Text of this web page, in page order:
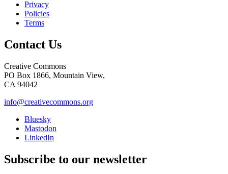
Privacy
Policies
Terms
Contact Us
Creative Commons
PO Box 1866, Mountain View,
CA 94042
info@creativecommons.org
Bluesky
Mastodon
LinkedIn
Subscribe to our newsletter